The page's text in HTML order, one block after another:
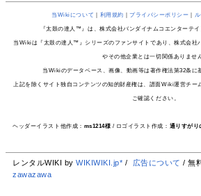
当Wikiについて ｜ 利用規約 ｜プライバシーポリシー ｜
『太鼓の達人™』は、株式会社バンダイナムコエンターテイ
当Wikiは『太鼓の達人™』シリーズのファンサイトであり、株式会社
やその他企業とは一切関係ありません
当Wikiのデータベース、画像、動画等は著作権法第32条に
上記を除くサイト独自コンテンツの知的財産権は、譜面Wiki運営チー
ご確認ください。
ヘッダーイラスト他作成： ms1214様 / ロゴイラスト作成： 通りすがり
レンタルWIKI byWIKIWIKI.jp* / 広告について / 無
zawazawa